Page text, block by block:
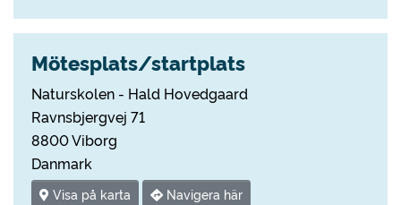
Mötesplats/startplats
Naturskolen - Hald Hovedgaard
Ravnsbjergvej 71
8800 Viborg
Danmark
Visa på karta Navigera här